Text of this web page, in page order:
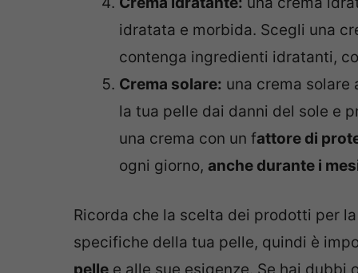
idratata e morbida. Scegli una
contenga ingredienti idratanti,
Crema solare: una crema
la tua pelle dai danni del sole e
una crema con un fattore di
ogni giorno, anche durante i
Ricorda che la scelta dei prodotti per
specifiche della tua pelle, quindi è